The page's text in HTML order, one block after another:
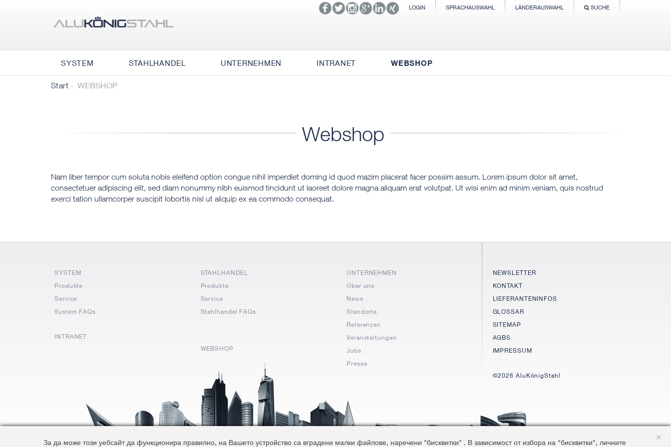
LOGIN SPRACHAUSWAHL LÄNDERAUSWAHL SUCHE
SYSTEM STAHLHANDEL UNTERNEHMEN INTRANET WEBSHOP
Start WEBSHOP
Webshop
Nam liber tempor cum soluta nobis eleifend option congue nihil imperdiet doming id quod mazim placerat facer possim assum. Lorem ipsum dolor sit amet,
consectetuer adipiscing elit, sed diam nonummy nibh euismod tincidunt ut laoreet dolore magna aliquam erat volutpat. Ut wisi enim ad minim veniam, quis nostrud
exerci tation ullamcorper suscipit lobortis nisl ut aliquip ex ea commodo consequat.
SYSTEM
Produkte
Service
System FAQs
INTRANET
STAHLHANDEL
Produkte
Service
Stahlhandel FAQs
WEBSHOP
UNTERNEHMEN
Über uns
News
Standorte
Referenzen
Veranstaltungen
Jobs
Presse
NEWSLETTER
KONTAKT
LIEFERANTENINFOS
GLOSSAR
SITEMAP
AGBS
IMPRESSUM
©2026 AluKönigStahl
За да може този уебсайт да функционира правилно, на Вашето устройство са вградени малки файлове, наречени "бисквитки" . В зависимост от избора на "бисквитки", личните